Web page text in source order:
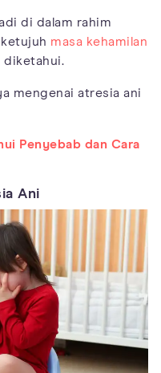
di dalam rahim
masa kehamilan
diketahui.
mengenai atresia ani
Penyebab dan Cara
Ani